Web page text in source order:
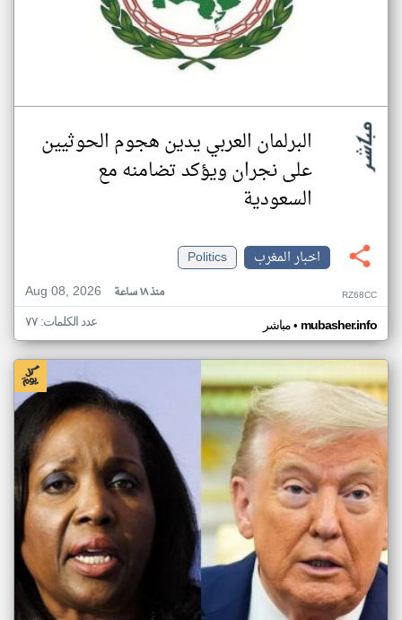
البرلمان العربي يدين هجوم الحوثيين
على نجران ويؤكد تضامنه مع
السعودية
اخبار المغرب
Politics
Aug 08, 2026
منذ ١٨ ساعة RZ68CC
مباشر• mubasher.info عدد الكلمات: ٧٧